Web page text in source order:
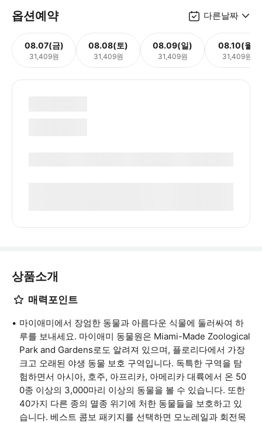
옵션예약 다른날짜
08.07(금)
31,409원
08.08(토)
31,409원
08.09(일)
31,409원
08.10(월)
31,409원
상품소개
매력포인트
마이애미에서 장엄한 동물과 아름다운 식물에 둘러싸여 하
루를 보내세요. 마이애미 동물원은 Miami-Made Zoological
Park and Gardens로도 알려져 있으며, 플로리다에서 가장
크고 오래된 야생 동물 보호 구역입니다. 독특한 구역을 탐
험하면서 아시아, 호주, 아프리카, 아메리카 대륙에서 온 50
0종 이상의 3,000마리 이상의 동물을 볼 수 있습니다. 또한
40가지 다른 종의 멸종 위기에 처한 동물들을 보호하고 있
습니다. 베스트 콤보 패키지를 선택하면 모노레일과 회전목